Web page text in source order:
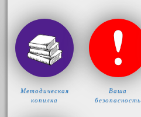
Методическая
копилка
Ваша
безопасность